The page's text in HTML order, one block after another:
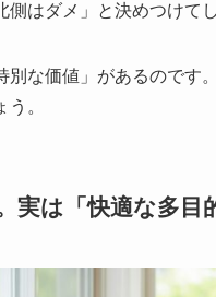
側はダメ」と決めつけて
別な価値」があるのです
。
実は「快適な多